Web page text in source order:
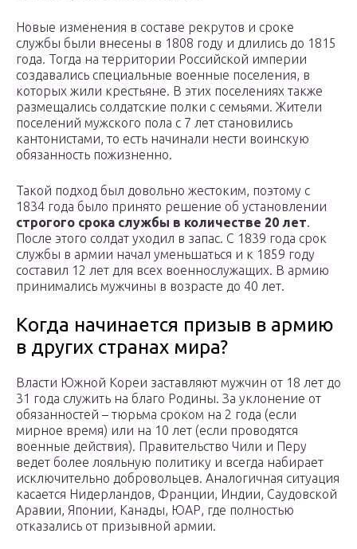
Новые изменения в составе рекрутов и сроке
службы были внесены в 1808 году и длились до 1815
года. Тогда на территории Российской империи
создавались специальные военные поселения, в
которых жили крестьяне. В этих поселениях также
размещались солдатские полки с семьями. Жители
поселений мужского пола с 7 лет становились
кантонистами, то есть начинали нести воинскую
обязанность пожизненно.
Такой подход был довольно жестоким, поэтому с
1834 года было принято решение об установлении
строгого срока службы в количестве 20 лет.
После этого солдат уходил в запас. С 1839 года срок
службы в армии начал уменьшаться и к 1859 году
составил 12 лет для всех военнослужащих. В армию
принимались мужчины в возрасте до 40 лет.
Когда начинается призыв в армию
в других странах мира?
Власти Южной Кореи заставляют мужчин от 18 лет до
31 года служить на благо Родины. За уклонение от
обязанностей – тюрьма сроком на 2 года (если
мирное время) или на 10 лет (если проводятся
военные действия). Правительство Чили и Перу
ведет более лояльную политику и всегда набирает
исключительно добровольцев. Аналогичная ситуация
касается Нидерландов, Франции, Индии, Саудовской
Аравии, Японии, Канады, ЮАР, где полностью
отказались от призывной армии.